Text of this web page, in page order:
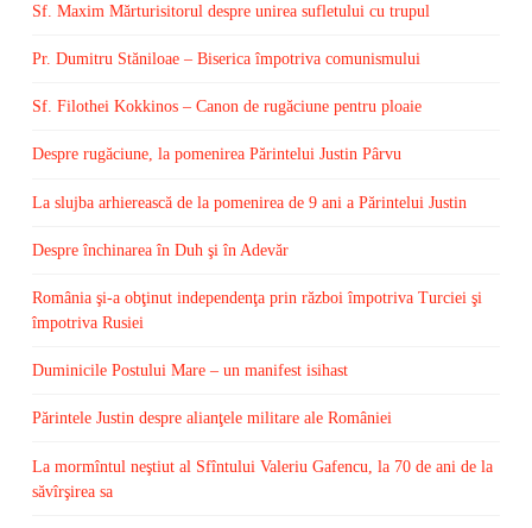
Sf. Maxim Mărturisitorul despre unirea sufletului cu trupul
Pr. Dumitru Stăniloae – Biserica împotriva comunismului
Sf. Filothei Kokkinos – Canon de rugăciune pentru ploaie
Despre rugăciune, la pomenirea Părintelui Justin Pârvu
La slujba arhierească de la pomenirea de 9 ani a Părintelui Justin
Despre închinarea în Duh şi în Adevăr
România şi-a obţinut independenţa prin război împotriva Turciei şi
împotriva Rusiei
Duminicile Postului Mare – un manifest isihast
Părintele Justin despre alianţele militare ale României
La mormîntul neştiut al Sfîntului Valeriu Gafencu, la 70 de ani de la
săvîrşirea sa